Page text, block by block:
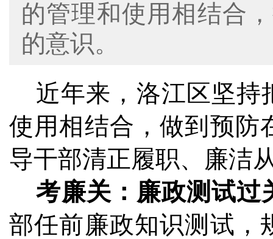
的管理和使用相结合
的意识。
近年来，洛江区坚持
使用相结合，做到预防
导干部清正履职、廉洁
考廉关：廉政测试过
部任前廉政知识测试，